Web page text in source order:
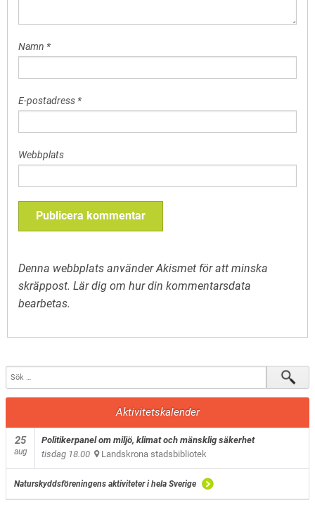
Namn *
E-postadress *
Webbplats
Denna webbplats använder Akismet för att minska
skräppost. Lär dig om hur din kommentarsdata
bearbetas.
Aktivitetskalender
25
aug
Politikerpanel om miljö, klimat och mänsklig säkerhet
tisdag 18.00 Landskrona stadsbibliotek
Naturskyddsföreningens aktiviteter i hela Sverige